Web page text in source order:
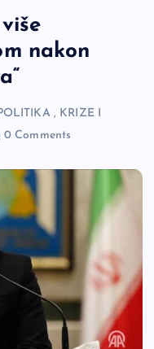
nakon
, KRIZE I
0 Comments